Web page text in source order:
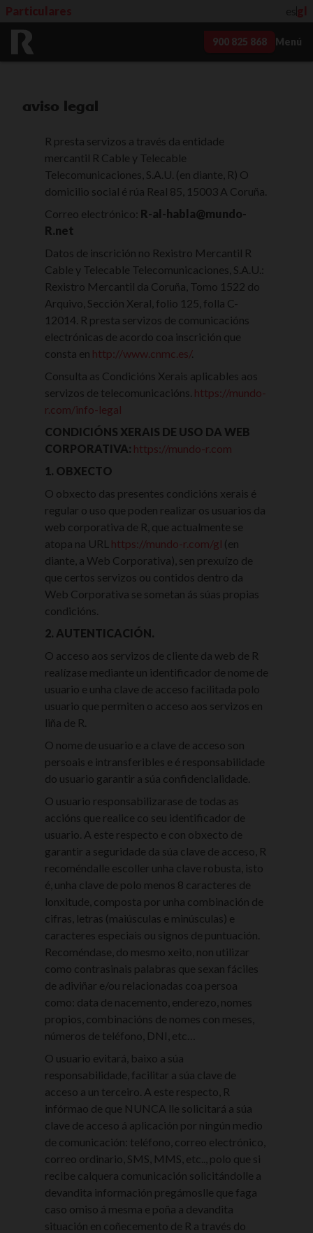
Particulares gl
900 825 868 Menú
aviso legal
R presta servizos a través da entidade
mercantil R Cable y Telecable
Telecomunicaciones, S.A.U. (en diante, R) O
domicilio social é rúa Real 85, 15003 A Coruña.
Correo electrónico: R-al-habla@mundo-
R.net
Datos de inscrición no Rexistro Mercantil R
Cable y Telecable Telecomunicaciones, S.A.U.:
Rexistro Mercantil da Coruña, Tomo 1522 do
Arquivo, Sección Xeral, folio 125, folla C-
12014. R presta servizos de comunicacións
electrónicas de acordo coa inscrición que
consta en http://www.cnmc.es/.
Consulta as Condicións Xerais aplicables aos
servizos de telecomunicacións. https://mundo-
r.com/info-legal
CONDICIÓNS XERAIS DE USO DA WEB
CORPORATIVA: https://mundo-r.com
1. OBXECTO
O obxecto das presentes condicións xerais é
regular o uso que poden realizar os usuarios da
web corporativa de R, que actualmente se
atopa na URL https://mundo-r.com/gl (en
diante, a Web Corporativa), sen prexuízo de
que certos servizos ou contidos dentro da
Web Corporativa se sometan ás súas propias
condicións.
2. AUTENTICACIÓN.
O acceso aos servizos de cliente da web de R
realízase mediante un identificador de nome de
usuario e unha clave de acceso facilitada polo
usuario que permiten o acceso aos servizos en
liña de R.
O nome de usuario e a clave de acceso son
persoais e intransferibles e é responsabilidade
do usuario garantir a súa confidencialidade.
O usuario responsabilizarase de todas as
accións que realice co seu identificador de
usuario. A este respecto e con obxecto de
garantir a seguridade da súa clave de acceso, R
recoméndalle escoller unha clave robusta, isto
é, unha clave de polo menos 8 caracteres de
lonxitude, composta por unha combinación de
cifras, letras (maiúsculas e minúsculas) e
caracteres especiais ou signos de puntuación.
Recoméndase, do mesmo xeito, non utilizar
como contrasinais palabras que sexan fáciles
de adiviñar e/ou relacionadas coa persoa
como: data de nacemento, enderezo, nomes
propios, combinacións de nomes con meses,
números de teléfono, DNI, etc…
O usuario evitará, baixo a súa
responsabilidade, facilitar a súa clave de
acceso a un terceiro. A este respecto, R
infórmao de que NUNCA lle solicitará a súa
clave de acceso á aplicación por ningún medio
de comunicación: teléfono, correo electrónico,
correo ordinario, SMS, MMS, etc.., polo que si
recibe calquera comunicación solicitándolle a
devandita información pregámoslle que faga
caso omiso á mesma e poña a devandita
situación en coñecemento de R a través do